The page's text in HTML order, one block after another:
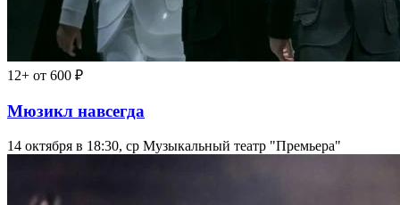
12+ от 600 ₽
Мюзикл навсегда
14 октября в 18:30, ср Музыкальный театр "Премьера"